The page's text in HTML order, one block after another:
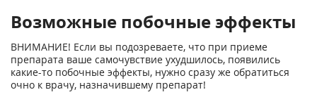
Возможные побочные эффекты
ВНИМАНИЕ! Если вы подозреваете, что при приеме
препарата ваше самочувствие ухудшилось, появились
какие-то побочные эффекты, нужно сразу же обратиться
очно к врачу, назначившему препарат!